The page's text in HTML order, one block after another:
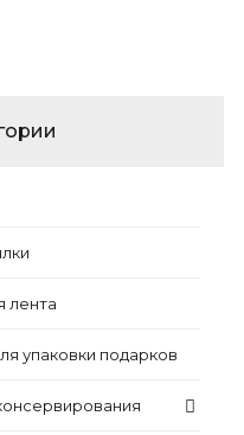
лента
упаковки подарков